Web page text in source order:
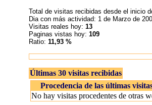
Total de visitas recibidas desde el inicio
Dia con más actividad: 1 de Marzo de
Visitas reales hoy: 13
Paginas vistas hoy: 109
Ratio: 11,93 %
Últimas 30 visitas recibidas
Procedencia de las últimas
No hay visitas procedentes de otras